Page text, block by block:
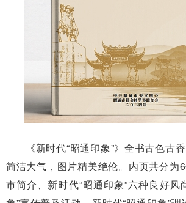
《新时代“昭通印象”》全书古色古
简洁大气，图片精美绝伦。内页共分为
市简介、新时代“昭通印象”六种良好风